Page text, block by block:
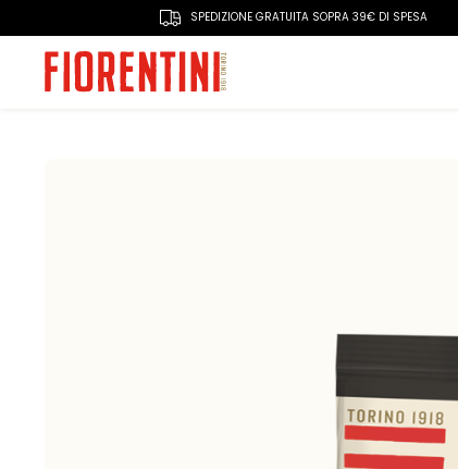
SPEDIZIONE GRATUITA SOPRA 39€ DI SPESA